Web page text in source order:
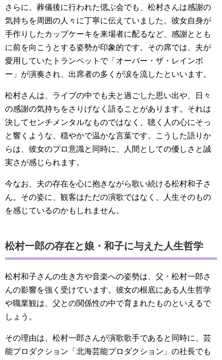
さらに、葬儀後に行われた偲ぶ会でも、松村さんは感謝の
気持ちを周囲の人々に丁寧に伝えていました。彼女自身が
手作りしたカップケーキを来場者に配るなど、感謝ととも
に前を向こうとする姿勢が印象的です。その席では、夫が
愛用していたトランペットで「オーバー・ザ・レインボ
ー」が演奏され、出席者の多くが涙を流したといいます。
松村さんは、ライブの中でも夫と過ごした思い出や、日々
の感謝の気持ちをさりげなく語ることがあります。それは
決してセンチメンタルなものではなく、聴く人の心にそっ
と響くような、穏やかで温かな言葉です。こうした語りか
らは、彼女のプロ意識と同時に、人間としての優しさと誠
実さが感じられます。
今なお、夫の存在を心に抱きながら歌い続ける松村和子さ
ん。その姿に、観客はただの演歌ではなく、人生そのもの
を感じているのかもしれません。
松村一郎の存在と娘・和子に与えた人生哲学
松村和子さんの生き方や音楽への姿勢は、父・松村一郎さ
んの影響を強く受けています。彼女の根底にある人生哲学
や職業観は、父との関係性の中で育まれたものといえるで
しょう。
その理由は、松村一郎さんが演歌歌手であると同時に、芸
能プロダクション「北海芸能プロダクション」の社長でも